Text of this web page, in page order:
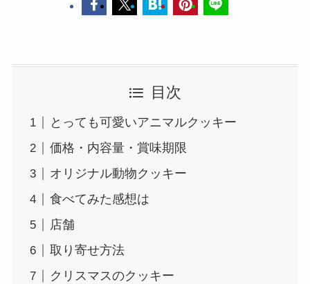
目次
とっても可愛いアニマルクッキー
価格・内容量・賞味期限
オリジナル動物クッキー
食べてみた感想は
店舗
取り寄せ方法
クリスマスのクッキー